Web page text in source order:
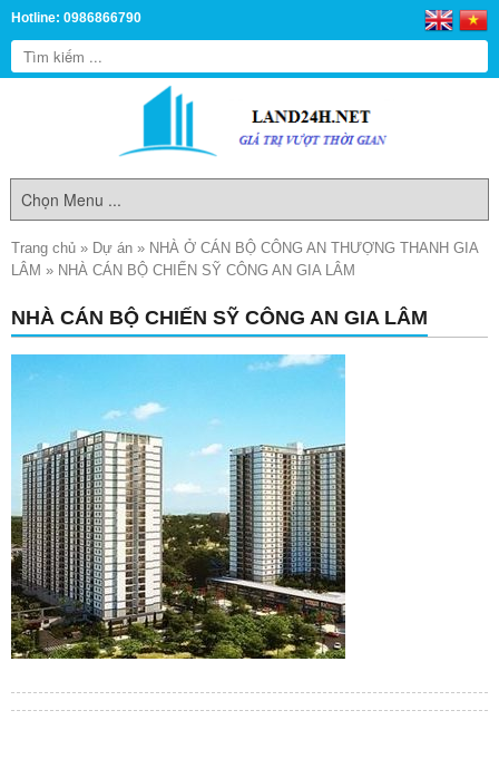
Hotline: 0986866790
Trang chủ » Dự án » NHÀ Ở CÁN BỘ CÔNG AN THƯỢNG THANH GIA
LÂM » NHÀ CÁN BỘ CHIẾN SỸ CÔNG AN GIA LÂM
NHÀ CÁN BỘ CHIẾN SỸ CÔNG AN GIA LÂM